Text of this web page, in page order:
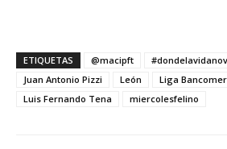
ETIQUETAS @macipft
Juan Antonio Pizzi
León
Liga
Luis Fernando Tena
miercolesfelino